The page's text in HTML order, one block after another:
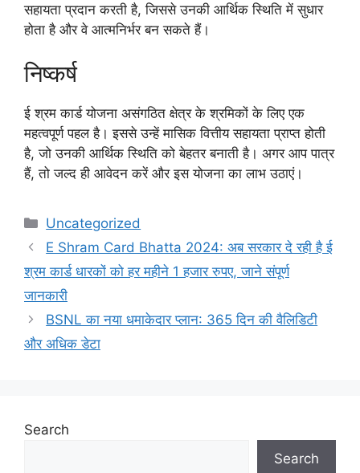
सहायता प्रदान करती है, जिससे उनकी आर्थिक स्थिति में सुधार
होता है और वे आत्मनिर्भर बन सकते हैं।
निष्कर्ष
ई श्रम कार्ड योजना असंगठित क्षेत्र के श्रमिकों के लिए एक
महत्वपूर्ण पहल है। इससे उन्हें मासिक वित्तीय सहायता प्राप्त होती
है, जो उनकी आर्थिक स्थिति को बेहतर बनाती है। अगर आप पात्र
हैं, तो जल्द ही आवेदन करें और इस योजना का लाभ उठाएं।
Categories
Uncategorized
E Shram Card Bhatta 2024: अब सरकार दे रही है ई
श्रम कार्ड धारकों को हर महीने 1 हजार रुपए, जाने संपूर्ण
जानकारी
BSNL का नया धमाकेदार प्लान: 365 दिन की वैलिडिटी
और अधिक डेटा
Search
Search